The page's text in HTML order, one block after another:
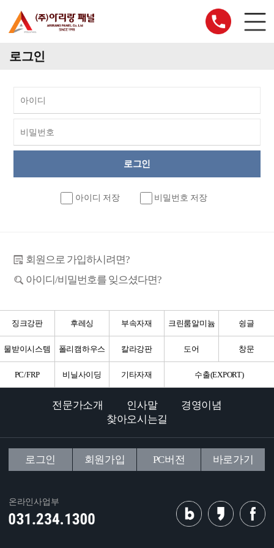
로그인
아이디 저장 비밀번호 저장
회원으로 가입하시려면?
아이디/비밀번호를 잊으셨다면?
징크강판 후레싱 부속자재 크린룸알미늄 슁글
물받이시스템 폴리캠하우스 칼라강판 도어 창문
PC/FRP 비닐사이딩 기타자재 수출(EXPORT)
전문가소개 인사말
경영이념
찾아오시는길
로그인 회원가입 PC버전 바로가기
온라인사업부